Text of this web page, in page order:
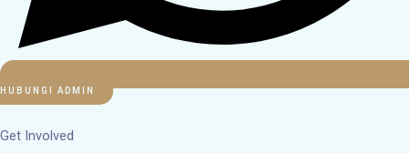
HUBUNGI ADMIN
Get Involved